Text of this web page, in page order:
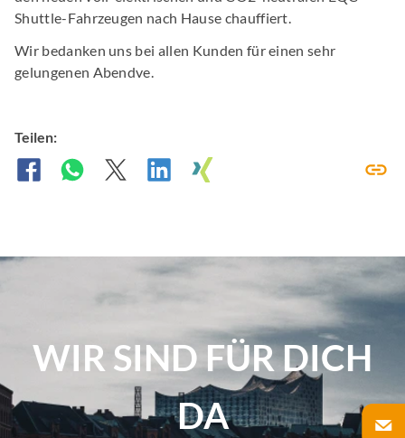
Shuttle-Fahrzeugen nach Hause chauffiert.
Wir bedanken uns bei allen Kunden für einen sehr
gelungenen Abendve.
Teilen:
WIR SIND FÜR DICH
DA